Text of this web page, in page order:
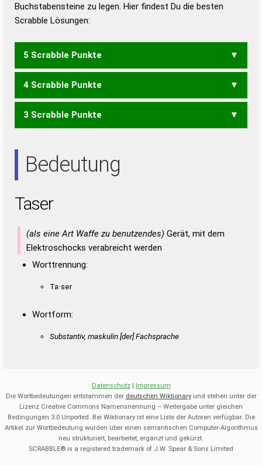
Duden – Deutsches
Buchstabensteine zu legen. Hier findest Du die besten
Scrabble Lösungen:
5 Scrabble Punkte
ARTES ASTER RASET
4 Scrabble Punkte
ARTE ASTE ERST ETAS
REST
SERA STAR STER
3 Scrabble Punkte
Bedeutung
Taser
(als eine Art Waffe zu benutzendes) Gerät, mit dem
Elektroschocks verabreicht werden
Worttrennung:
Ta·ser
Wortform:
Substantiv, maskulin [der] Fachsprache
Datenschutz| Impressum
Die Wortbedeutungen entstammen der deutschen Wiktionaryund stehen unter der
Lizenz Creative Commons Namensnennung – Weitergabe unter gleichen
Bedingungen 3.0 Unported. Bei Wiktionary ist eine Liste der Autoren verfügbar. Die
Artikel zur Wortbedeutung wurden über einen semantischen Computer-Algorithmus
neu strukturiert, bearbeitet, ergänzt und gekürzt.
SCRABBLE® is a registered trademark of J.W. Spear & Sons Limited